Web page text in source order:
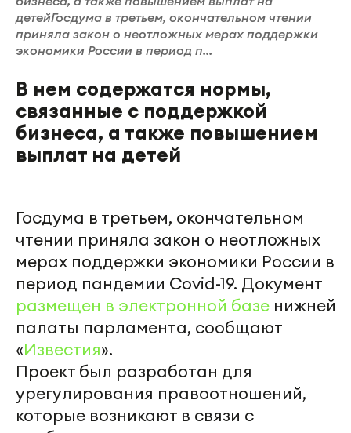
детейГосдума в третьем, окончательном чтении
приняла закон о неотложных мерах поддержки
экономики России в период п...
В нем содержатся нормы,
связанные с поддержкой
бизнеса, а также повышением
выплат на детей
Госдума в третьем, окончательном
чтении приняла закон о неотложных
мерах поддержки экономики России в
период пандемии Covid-19. Документ
размещен в электронной базе нижней
палаты парламента, сообщают
«Известия».
Проект был разработан для
урегулирования правоотношений,
которые возникают в связи с